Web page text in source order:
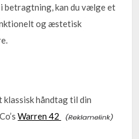
betragtning, kan du vælge et
og æstetisk
klassisk håndtag til din
Warren 42